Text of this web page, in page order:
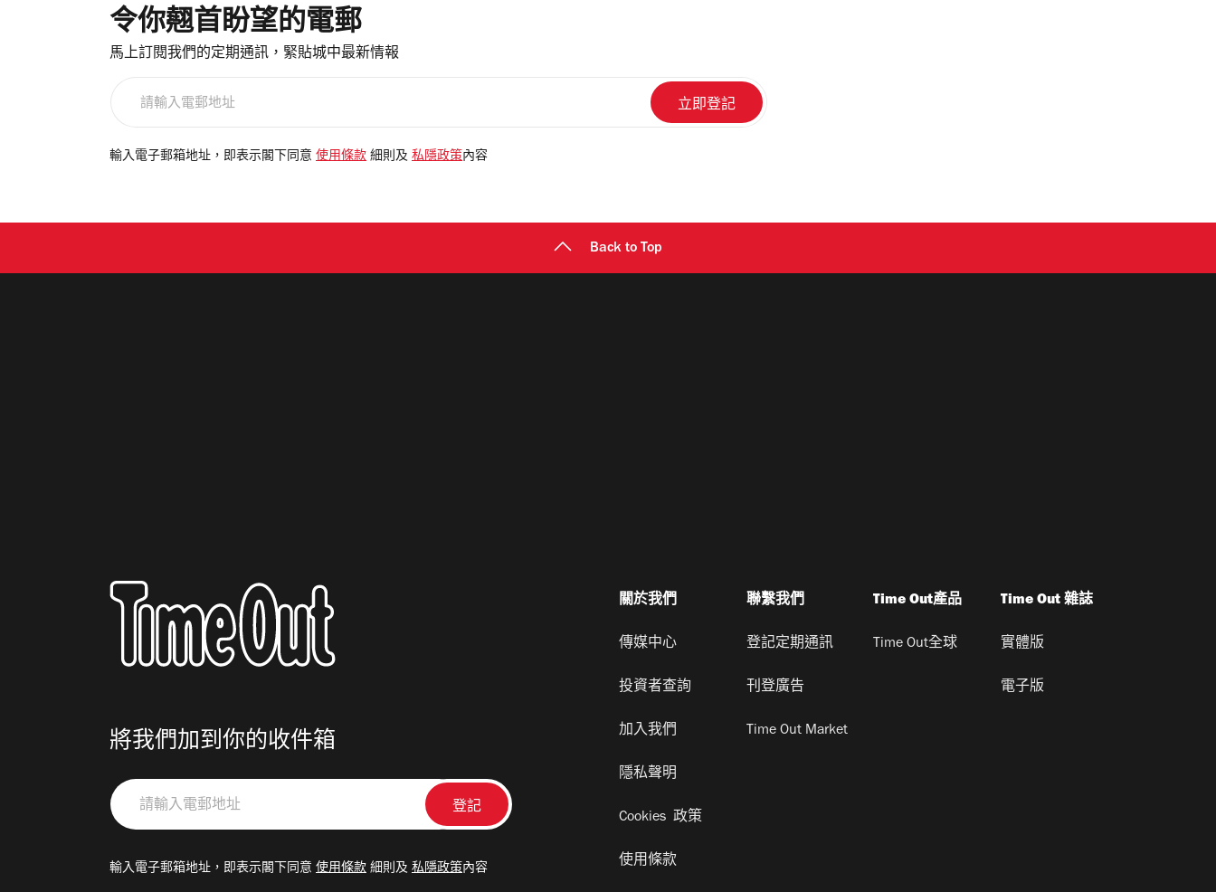
令你翹首盼望的電郵
馬上訂閱我們的定期通訊，緊貼城中最新情報
電
輸入電子郵箱地址，即表示閣下同意 使用條款 細則及 私隱政策 內容
Back to Top
將我們加到你的收件箱
請
輸
郵
輸入電子郵箱地址，即表示閣下同意 使用條款 細則及 私隱政策內容
關於我們
傳媒中心
投資者查詢
加入我們
隱私聲明
Cookies 政策
使用條款
聯繫我們
登記定期通訊
刊登廣告
Time Out Market
Time Out產品
Time Out全球
Time Out 雜誌
實體版
電子版